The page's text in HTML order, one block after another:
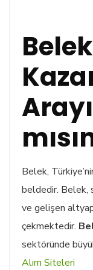
Belek,
beldedir. Belek,
ve gelişen
çekmektedir.
sektöründe
Alım Siteleri